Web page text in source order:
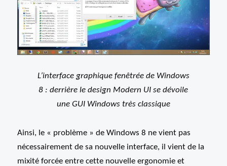
L’interface graphique fenêtrée de Windows
8 : derrière le design Modern UI se dévoile
une GUI Windows très classique
Ainsi, le « problème » de Windows 8 ne vient pas
nécessairement de sa nouvelle interface, il vient de la
mixité forcée entre cette nouvelle ergonomie et